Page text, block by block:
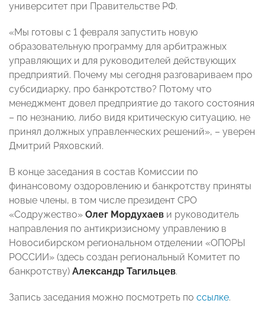
университет при Правительстве РФ.
«Мы готовы с 1 февраля запустить новую
образовательную программу для арбитражных
управляющих и для руководителей действующих
предприятий. Почему мы сегодня разговариваем про
субсидиарку, про банкротство? Потому что
менеджмент довел предприятие до такого состояния
– по незнанию, либо видя критическую ситуацию, не
принял должных управленческих решений», – уверен
Дмитрий Ряховский.
В конце заседания в состав Комиссии по
финансовому оздоровлению и банкротству приняты
новые члены, в том числе президент СРО
«Содружество» Олег Мордухаев и руководитель
направления по антикризисному управлению в
Новосибирском региональном отделении «ОПОРЫ
РОССИИ» (здесь создан региональный Комитет по
банкротству) Александр Тагильцев.
Запись заседания можно посмотреть по ссылке.